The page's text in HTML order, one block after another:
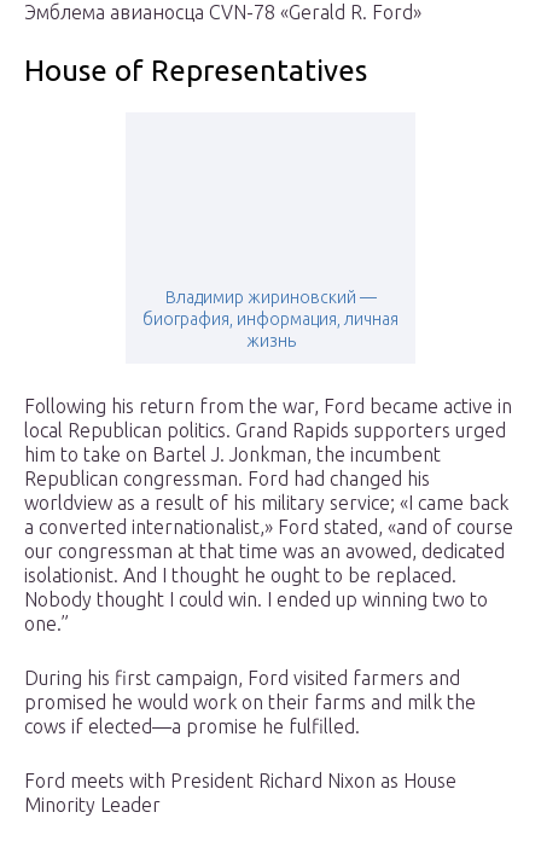
Эмблема авианосца CVN-78 «Gerald R. Ford»
House of Representatives
Владимир жириновский —
биография, информация, личная
жизнь
Following his return from the war, Ford became active in
local Republican politics. Grand Rapids supporters urged
him to take on Bartel J. Jonkman, the incumbent
Republican congressman. Ford had changed his
worldview as a result of his military service; «I came back
a converted internationalist,» Ford stated, «and of course
our congressman at that time was an avowed, dedicated
isolationist. And I thought he ought to be replaced.
Nobody thought I could win. I ended up winning two to
one.”
During his first campaign, Ford visited farmers and
promised he would work on their farms and milk the
cows if elected—a promise he fulfilled.
Ford meets with President Richard Nixon as House
Minority Leader